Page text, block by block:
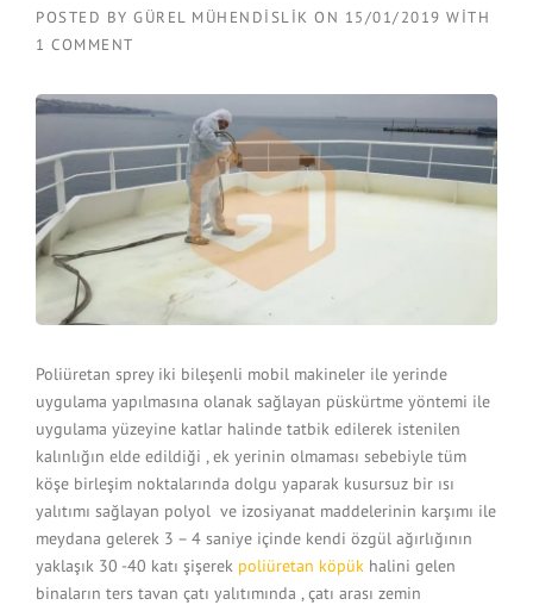
POSTED BY GÜREL MÜHENDISLIK ON 15/01/2019 WITH
1 COMMENT
Poliüretan sprey iki bileşenli mobil makineler ile yerinde
uygulama yapılmasına olanak sağlayan püskürtme yöntemi ile
uygulama yüzeyine katlar halinde tatbik edilerek istenilen
kalınlığın elde edildiği , ek yerinin olmaması sebebiyle tüm
köşe birleşim noktalarında dolgu yaparak kusursuz bir ısı
yalıtımı sağlayan polyol ve izosiyanat maddelerinin karşımı ile
meydana gelerek 3 – 4 saniye içinde kendi özgül ağırlığının
yaklaşık 30 -40 katı şişerek poliüretan köpük halini gelen
binaların ters tavan çatı yalıtımında , çatı arası zemin